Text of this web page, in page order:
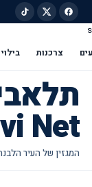
s
צרכנות בילוי
Net